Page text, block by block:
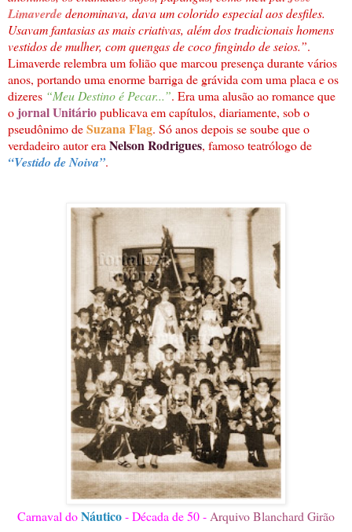
Limaverdedenominava, dava um colorido especial aos desfiles.
Usavam fantasias as mais criativas, além dos tradicionais homens
vestidos de mulher, com quengas de coco fingindo de seios.”.
Limaverde relembra um folião que marcou presença durante vários
anos, portando uma enorme barriga de grávida com uma placa e os
dizeres “Meu Destino é Pecar...”. Era uma alusão ao romance que
o jornal Unitáriopublicava em capítulos, diariamente, sob o
pseudônimo deSuzana Flag. Só anos depois se soube que o
verdadeiro autor era Nelson Rodrigues, famoso teatrólogo de
“Vestido de Noiva”.
Carnaval doNáutico- Década de 50 - Arquivo Blanchard Girão